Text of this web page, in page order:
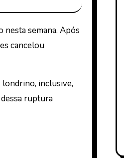
semana. Após
cancelou
londrino, inclusive,
ruptura